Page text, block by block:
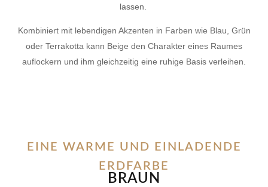
lassen.
Kombiniert mit lebendigen Akzenten in Farben wie Blau, Grün
oder Terrakotta kann Beige den Charakter eines Raumes
auflockern und ihm gleichzeitig eine ruhige Basis verleihen.
EINE WARME UND EINLADENDE
ERDFARBE
BRAUN